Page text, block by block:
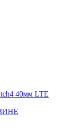
40мм LTE